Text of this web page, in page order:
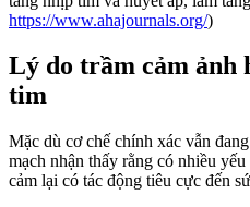
https://www.ahajournals.org/)
Lý do trầm cảm ảnh
tim
Mặc dù cơ chế chính xác vẫn
mạch nhận thấy rằng có nhiều
cảm lại có tác động tiêu cực đến